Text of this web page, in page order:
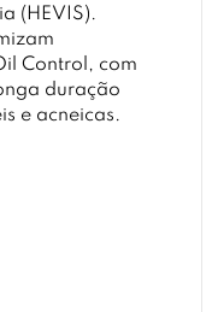
(HEVIS).
Control, com
duração
e acneicas.